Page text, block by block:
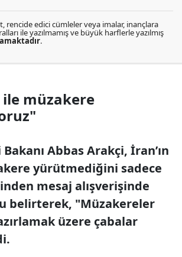
rencide edici cümleler veya imalar, inançlara
ile yazılmamış ve büyük harflerle yazılmış
.
müzakere
Abbas Arakçi, İran’ın
yürütmediğini sadece
mesaj alışverişinde
belirterek, "Müzakereler
üzere çabalar